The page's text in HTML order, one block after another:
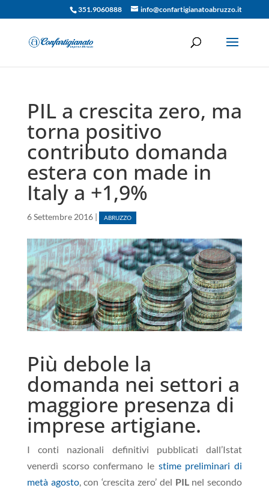
351.9060888 info@confartigianatoabruzzo.it
PIL a crescita zero, ma
torna positivo
contributo domanda
estera con made in
Italy a +1,9%
6 Settembre 2016| ABRUZZO
Più debole la
domanda nei settori a
maggiore presenza di
imprese artigiane.
I conti nazionali definitivi pubblicati dall’Istat
venerdì scorso confermano le stime preliminari di
metà agosto, con ‘crescita zero’ del PIL nel secondo